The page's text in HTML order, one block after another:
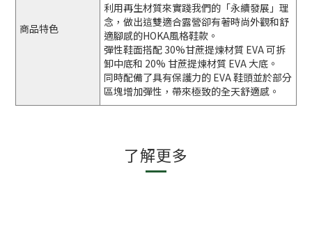
商品特色
利用再生材質來實踐我們的「永續發展」理
念，做出這雙適合露營卻有著時尚外觀和舒
適腳感的HOKA風格鞋款。
彈性鞋面搭配 30%甘蔗提煉材質 EVA 可拆
卸中底和 20% 甘蔗提煉材質 EVA 大底。
同時配備了具有保護力的 EVA 鞋頭並於部分
區塊增加彈性，帶來極致的全天舒適感。
了解更多